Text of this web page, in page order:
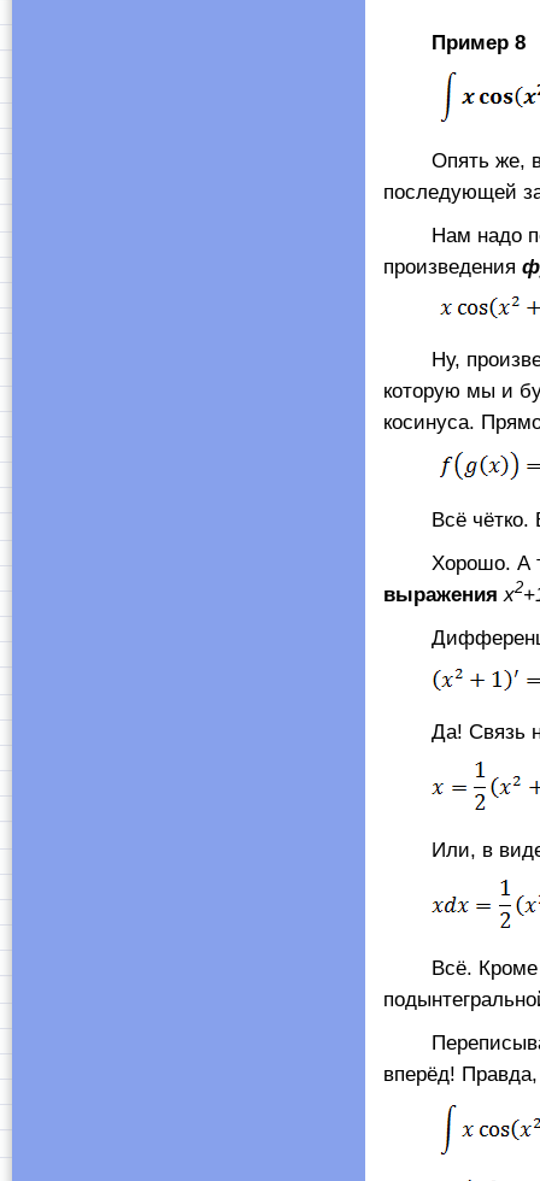
Пример 8
Опять же,
последующей
Нам надо
произведения
Ну,
которую мы и
косинуса.
Всё чётко.
Хорошо. А
выражения x2
Да! Связь
Или, в виде
Всё. Кроме
вперёд!